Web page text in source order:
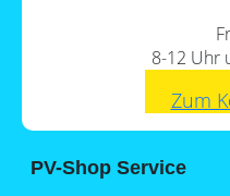
8-12 Uhr
Zum
PV-Shop Service